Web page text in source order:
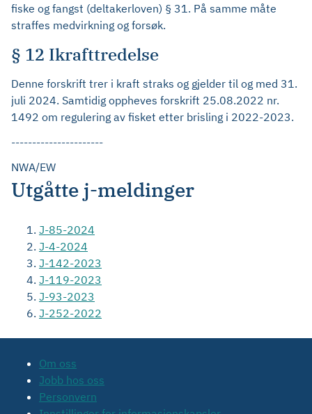
fiske og fangst (deltakerloven) § 31. På samme måte
straffes medvirkning og forsøk.
§ 12 Ikrafttredelse
Denne forskrift trer i kraft straks og gjelder til og med 31.
juli 2024. Samtidig oppheves forskrift 25.08.2022 nr.
1492 om regulering av fisket etter brisling i 2022-2023.
----------------------
NWA/EW
Utgåtte j-meldinger
J-85-2024
J-4-2024
J-142-2023
J-119-2023
J-93-2023
J-252-2022
Om oss
Jobb hos oss
Personvern